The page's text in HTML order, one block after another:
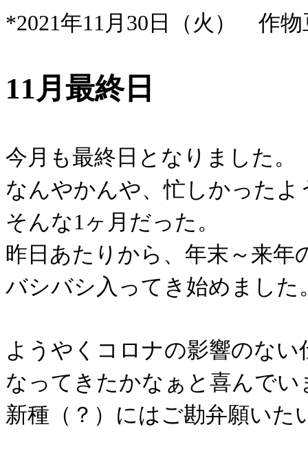
*2021年11月30日（火） 作物
11月最終日
今月も最終日となりました。
なんやかんや、忙しかった
そんな1ヶ月だった。
昨日あたりから、年末～来年
バシバシ入ってき始めました
ようやくコロナの影響のない
なってきたかなぁと喜んでい
新種（？）にはご勘弁願いた